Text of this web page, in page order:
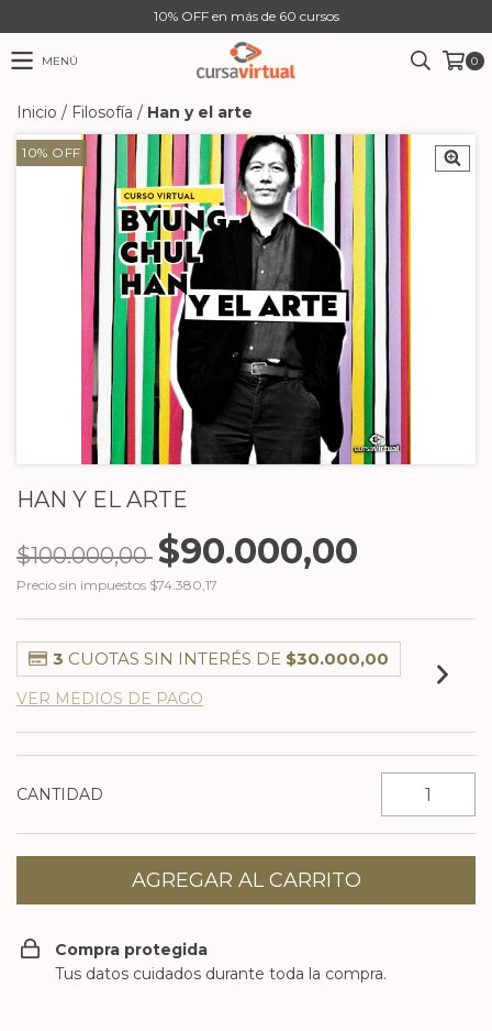
10% OFF en más de 60 cursos
MENÚ 0
Inicio / Filosofía / Han y el arte
10% OFF
HAN Y EL ARTE
$100.000,00 $90.000,00
Precio sin impuestos $74.380,17
3 CUOTAS SIN INTERÉS DE $30.000,00
VER MEDIOS DE PAGO
CANTIDAD
Compra protegida
Tus datos cuidados durante toda la compra.